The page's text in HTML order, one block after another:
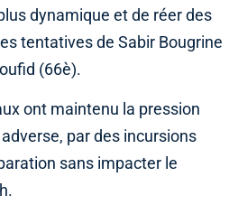
dynamique et de réer des
tentatives de Sabir Bougrine
(66è).
ont maintenu la pression
par des incursions
sans impacter le